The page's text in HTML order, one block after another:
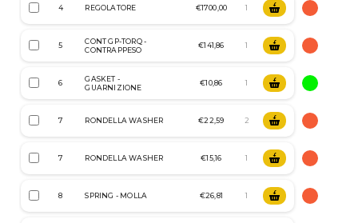
4 REGOLATORE €1700,00
5
CONT GP-TORQ -
CONTRAPPESO
€141,86
6
GASKET -
GUARNIZIONE
€10,86
7 RONDELLA WASHER €22,59
7 RONDELLA WASHER €15,16
8 SPRING - MOLLA €26,81